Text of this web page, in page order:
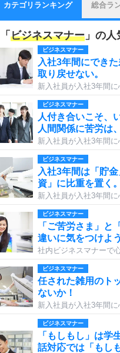
カテゴリランキング 総合ラ
「 ビジネスマナー 」の
ビジネスマナー
入社3年間にでき
取り戻せない。
新入社員が入社3年間
ビジネスマナー
人付き合いこそ、
人間関係に苦労は
新入社員が入社3年間
ビジネスマナー
入社3年間は「貯
資」に比重を置く。
新入社員が入社3年間
ビジネスマナー
「ご苦労さま」と
違いに気をつけよう
社内ビジネスマナーで
ビジネスマナー
任された雑用のト
ないか！
新入社員が入社3年間
ビジネスマナー
「もしもし」は学
話対応では「もし